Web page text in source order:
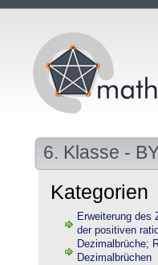
6. Klasse -
Kategorien
Erweiterung des
der positiven
Dezimalbrüche;
Dezimalbrüchen